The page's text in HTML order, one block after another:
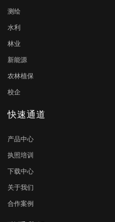
测绘
水利
林业
新能源
农林植保
校企
快速通道
产品中心
执照培训
下载中心
关于我们
合作案例